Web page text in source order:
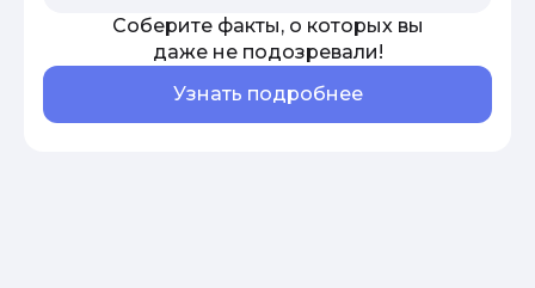
Соберите факты, о которых вы
даже не подозревали!
Узнать подробнее